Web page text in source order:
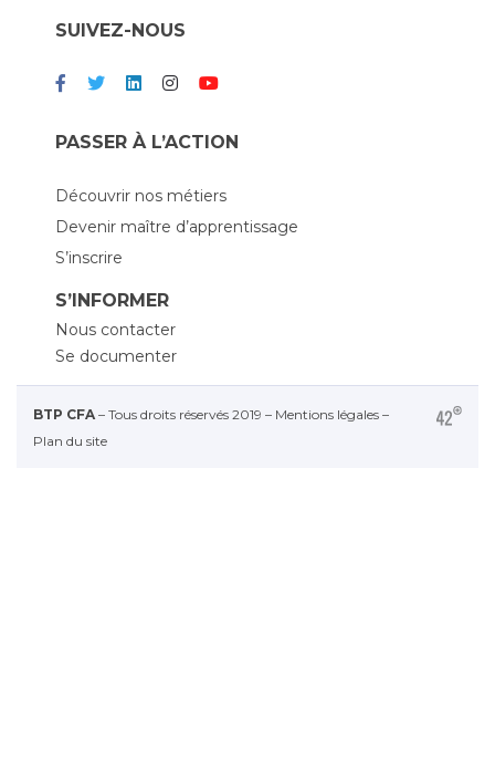
SUIVEZ-NOUS
PASSER À L’ACTION
Découvrir nos métiers
Devenir maître d’apprentissage
S’inscrire
S’INFORMER
Nous contacter
Se documenter
BTP CFA – Tous droits réservés 2019 – Mentions légales –
Plan du site